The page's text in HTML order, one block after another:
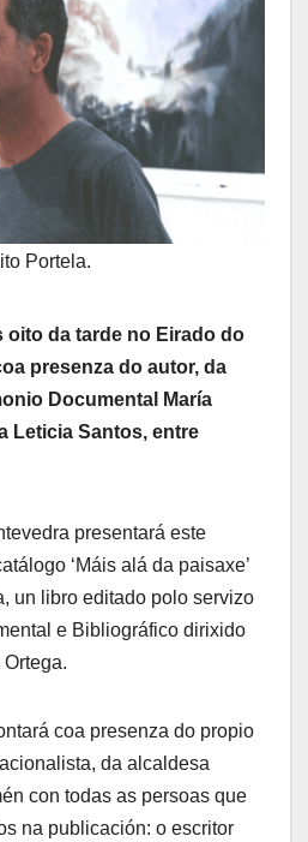
Portela.
oito da tarde no Eirado do
presenza do autor, da
Documental María
Leticia Santos, entre
presentará este
‘Máis alá da paisaxe’
un libro editado polo servizo
e Bibliográfico dirixido
coa presenza do propio
da alcaldesa
con todas as persoas que
na publicación: o escritor